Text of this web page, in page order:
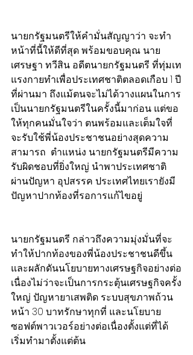
นายกรัฐมนตรีให้คำมั่นสัญญาว่า จะทำ
หน้าที่นี้ให้ดีที่สุด พร้อมขอบคุณ นาย
เศรษฐา ทวีสิน อดีตนายกรัฐมนตรี ที่ทุ่มเท
แรงกายทำเพื่อประเทศชาติตลอดเกือบ 1 ปี
ที่ผ่านมา ถึงแม้ตนจะไม่ได้วางแผนในการ
เป็นนายกรัฐมนตรีในครั้งนี้มาก่อน แต่ขอ
ให้ทุกคนมั่นใจว่า ตนพร้อมและเต็มใจที่
จะรับใช้พี่น้องประชาชนอย่างสุดความ
สามารถ  ตำแหน่ง นายกรัฐมนตรีมีความ
รับผิดชอบที่ยิ่งใหญ่ นำพาประเทศชาติ
ผ่านปัญหา อุปสรรค ประเทศไทยเรายังมี
ปัญหาปากท้องที่รอการแก้ไขอยู่
นายกรัฐมนตรี กล่าวถึงความมุ่งมั่นที่จะ
ทำให้ปากท้องของพี่น้องประชาชนดีขึ้น
และผลักดันนโยบายทางเศรษฐกิจอย่างต่อ
เนื่องไม่ว่าจะเป็นการกระตุ้นเศรษฐกิจครั้ง
ใหญ่ ปัญหายาเสพติด ระบบสุขภาพถ้วน
หน้า 30 บาทรักษาทุกที่ และนโยบาย
ซอฟต์พาวเวอร์อย่างต่อเนื่องตั้งแต่ที่ได้
เริ่มทำมาตั้งแต่ต้น